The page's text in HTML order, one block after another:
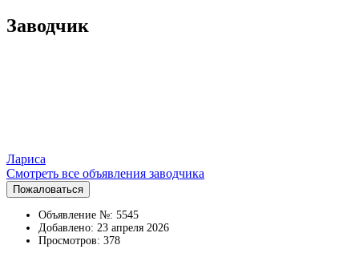
Заводчик
Лариса
Смотреть все объявления заводчика
Пожаловаться
Объявление №: 5545
Добавлено: 23 апреля 2026
Просмотров: 378